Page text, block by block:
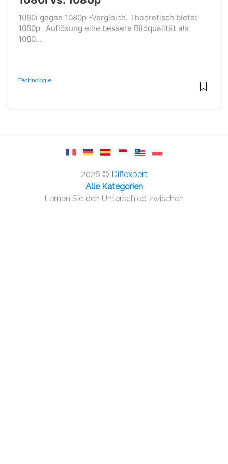
1080i gegen 1080p -Vergleich. Theoretisch bietet
1080p -Auflösung eine bessere Bildqualität als
1080...
Technologie
2026 © Diffexpert
Alle Kategorien
Lernen Sie den Unterschied zwischen